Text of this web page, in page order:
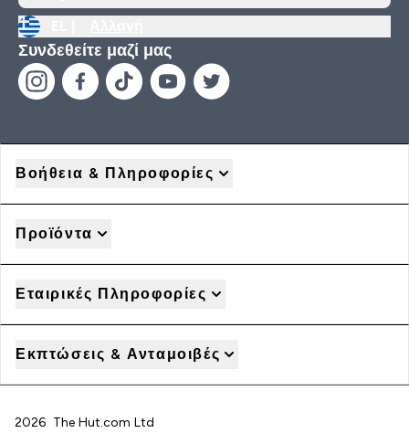
Συνδεθείτε μαζί μας
Βοήθεια & Πληροφορίες
Προϊόντα
Εταιρικές Πληροφορίες
Εκπτώσεις & Ανταμοιβές
2026 The Hut.com Ltd